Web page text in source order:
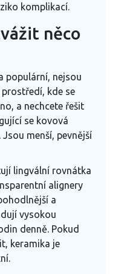
komplikací.
něco
populární, nejsou
kde se
a nechcete řešit
se kovová
menší, pevnější
lingvální rovnátka
alignery
a
vysokou
denně. Pokud
keramika je